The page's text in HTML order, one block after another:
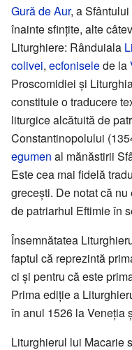
Gură de Aur, a
înainte sfinţite, alte
Liturghiere: Rânduiala
colivei, ecfoniselede la
Proscomidiei și
constituie o traducere
liturgice alcătuită de
Constantinopolului
egumen al mănăstirii
Este cea mai fidelă
grecești. De notat că
de patriarhul Eftimie în
Însemnătatea
faptul că reprezintă
ci și pentru că este
Prima ediție a
în anul 1526 la Veneția
Liturghierul lui Macarie